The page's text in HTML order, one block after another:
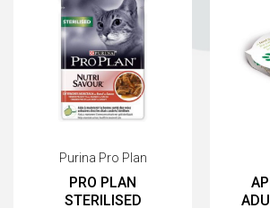
Purina Pro Plan
PRO PLAN
STERILISED